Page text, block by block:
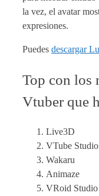
la vez, el avatar
expresiones.
Puedes descargar
Top con los
Vtuber que
Live3D
VTube Studio
Wakaru
Animaze
VRoid Studio